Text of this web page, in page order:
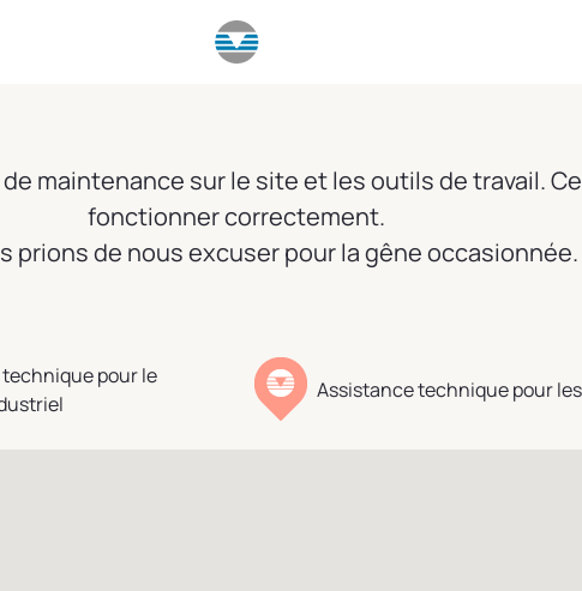
maintenance sur le site et les outils de travail.
fonctionner correctement.
prions de nous excuser pour la gêne occasionnée.
pour le
Assistance technique pour les